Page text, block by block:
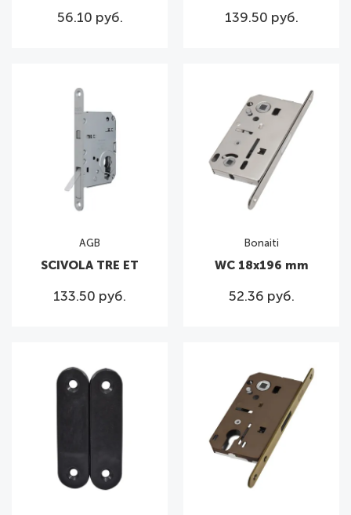
56.10 руб. 139.50 руб.
AGB
SCIVOLA TRE ET
133.50 руб.
Bonaiti
WC 18x196 mm
52.36 руб.